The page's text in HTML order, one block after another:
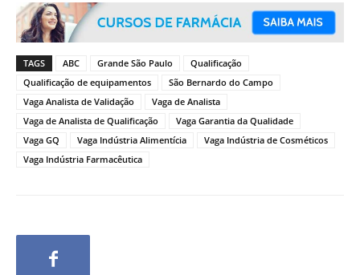
TAGS ABC Grande São Paulo
Qualificação
Qualificação de equipamentos
São Bernardo do Campo
Vaga Analista de Validação
Vaga de Analista
Vaga de Analista de Qualificação
Vaga Garantia da Qualidade
Vaga GQ
Vaga Indústria Alimentícia
Vaga Indústria de Cosméticos
Vaga Indústria Farmacêutica